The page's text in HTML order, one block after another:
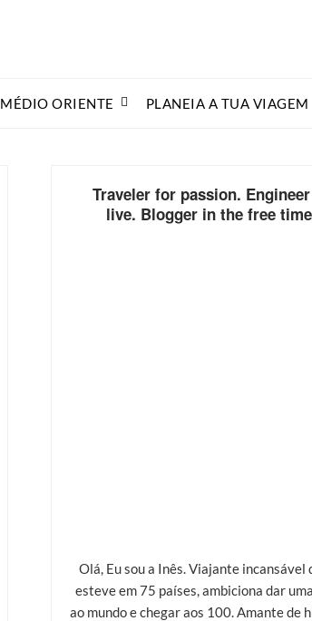
MÉDIO ORIENTE PLANEIA A TUA VIAGEM
Traveler for passion.
live. Blogger in the free
Olá, Eu sou a Inês. Viajante incansável
esteve em 75 países, ambiciona dar
ao mundo e chegar aos 100. Amante de